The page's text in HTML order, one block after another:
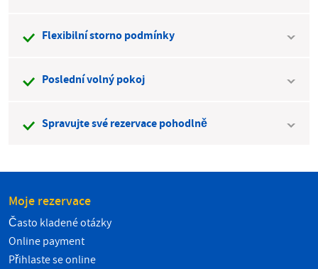
Flexibilní storno podmínky
Poslední volný pokoj
Spravujte své rezervace pohodlně
Moje rezervace
Často kladené otázky
Online payment
Přihlaste se online